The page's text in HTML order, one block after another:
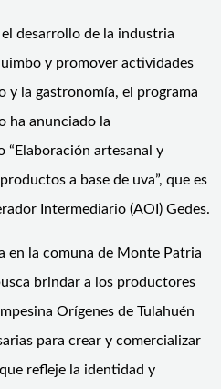
desarrollo de la industria
y promover actividades
y la gastronomía, el programa
ha anunciado la
“Elaboración artesanal y
a base de uva”, que es
Intermediario (AOI) Gedes.
en la comuna de Monte Patria
brindar a los productores
Orígenes de Tulahuén
para crear y comercializar
refleje la identidad y